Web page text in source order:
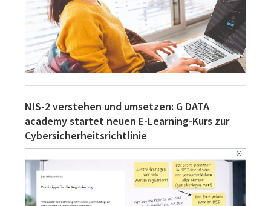
NIS-2 verstehen und umsetzen: G DATA
academy startet neuen E-Learning-Kurs zur
Cybersicherheitsrichtlinie